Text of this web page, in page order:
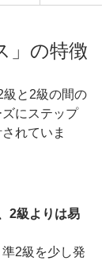
」の特徴
級と2級の間の
にステップ
れていま
2級よりは易
2級を少し発